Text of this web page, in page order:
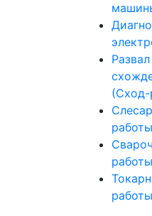
Развал
(Сход-
работы
работы
работы